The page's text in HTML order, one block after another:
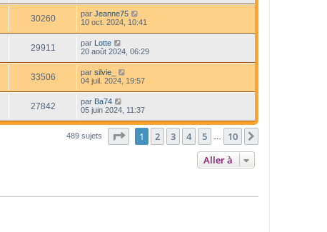
30260 par Jeanne75
10 oct. 2024, 10:41
29911 par Lotte
20 août 2024, 06:29
33506 par silvie_
04 juil. 2024, 19:57
27842 par Ba74
05 juin 2024, 11:37
489 sujets Page sur10
1 2 3 4 5 10
Aller à